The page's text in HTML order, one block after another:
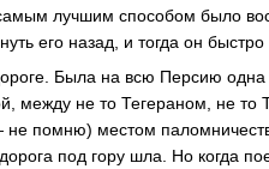
лучшим способом было
его назад, и тогда он
Была на всю Персию одна
между не то Тегераном, не то
помню) местом
под гору шла. Но когда